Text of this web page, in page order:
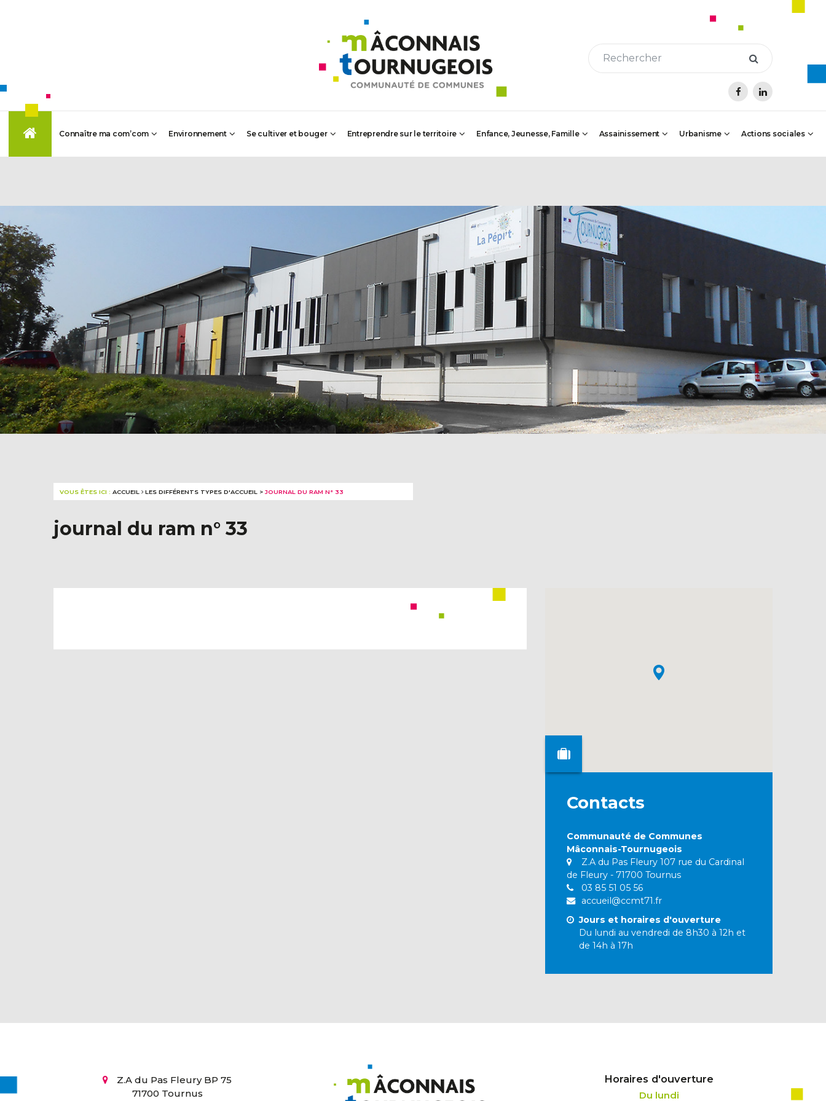
Connaître ma com’com Environnement Se cultiver et bouger Entreprendre sur le territoire Enfance, Jeunesse, Famille Assainissement Urbanisme Actions sociales
VOUS ÊTES ICI : ACCUEIL LES DIFFÉRENTS TYPES D'ACCUEIL > JOURNAL DU RAM N° 33
journal du ram n° 33
Contacts
Communauté de Communes
Mâconnais-Tournugeois
Z.A du Pas Fleury 107 rue du Cardinal
de Fleury - 71700 Tournus
03 85 51 05 56
accueil@ccmt71.fr
Jours et horaires d'ouverture
Du lundi au vendredi de 8h30 à 12h et
de 14h à 17h
Z.A du Pas Fleury BP 75
71700 Tournus
Horaires d'ouverture
Du lundi